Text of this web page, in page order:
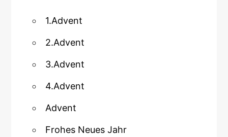
1.Advent
2.Advent
3.Advent
4.Advent
Advent
Frohes Neues Jahr